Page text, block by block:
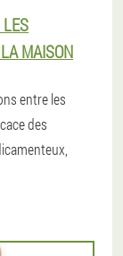
LES
MAISON
entre les
des